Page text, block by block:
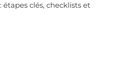
: étapes clés, checklists et